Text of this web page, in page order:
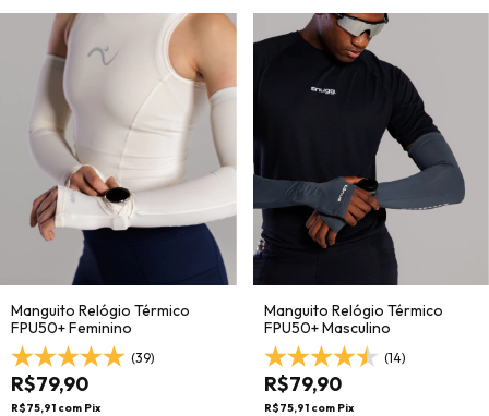
Manguito Relógio Térmico
FPU50+ Feminino
(39)
R$79,90
R$75,91 com Pix
Manguito Relógio Térmico
FPU50+ Masculino
(14)
R$79,90
R$75,91 com Pix